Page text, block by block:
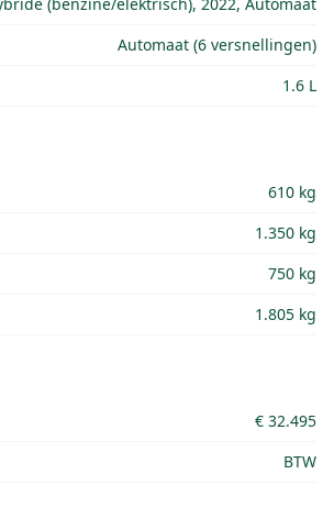
Automaat (6 versnellingen)
1.6 L
610 kg
1.350 kg
750 kg
1.805 kg
€ 32.495
BTW